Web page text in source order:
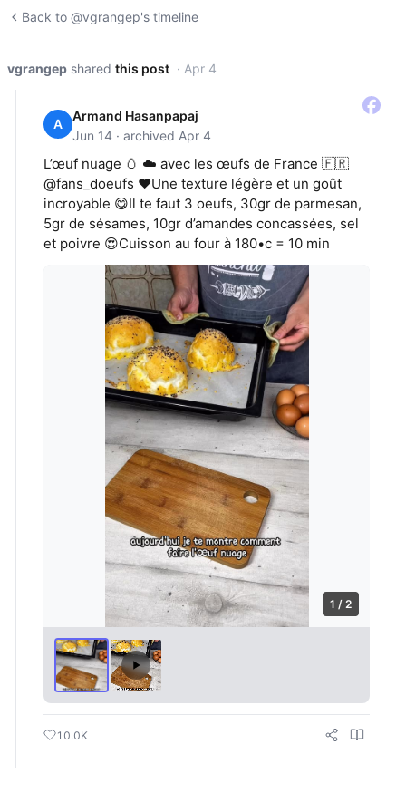
Back to @vgrangep's timeline
vgrangep shared this post · Apr 4
A
Armand Hasanpapaj
Jun 14 · archived Apr 4
L’œuf nuage 🥚 ☁️ avec les œufs de France 🇫🇷
@fans_doeufs ♥️Une texture légère et un goût
incroyable 😋Il te faut 3 oeufs, 30gr de parmesan,
5gr de sésames, 10gr d’amandes concassées, sel
et poivre 😍Cuisson au four à 180•c = 10 min
1 / 2
10.0K